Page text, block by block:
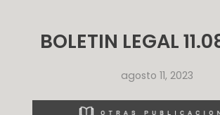
BOLETIN LEGAL
agosto 11, 2023